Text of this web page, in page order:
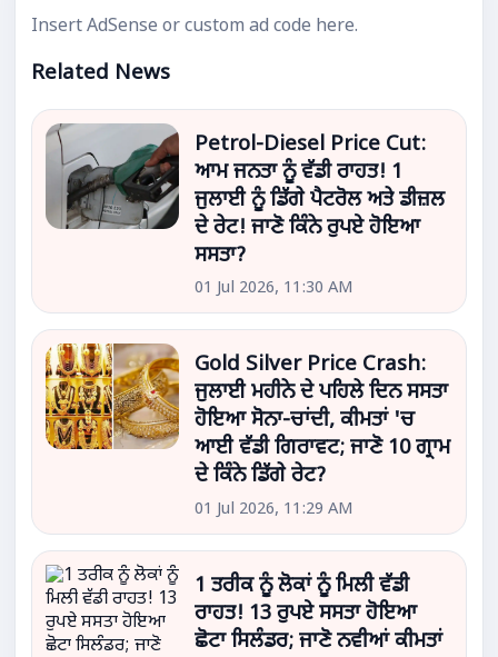
Insert AdSense or custom ad code here.
Related News
Petrol-Diesel Price Cut:
ਆਮ ਜਨਤਾ ਨੂੰ ਵੱਡੀ ਰਾਹਤ! 1
ਜੁਲਾਈ ਨੂੰ ਡਿੱਗੇ ਪੈਟਰੋਲ ਅਤੇ ਡੀਜ਼ਲ
ਦੇ ਰੇਟ! ਜਾਣੋ ਕਿੰਨੇ ਰੁਪਏ ਹੋਇਆ
ਸਸਤਾ?
01 Jul 2026, 11:30 AM
Gold Silver Price Crash:
ਜੁਲਾਈ ਮਹੀਨੇ ਦੇ ਪਹਿਲੇ ਦਿਨ ਸਸਤਾ
ਹੋਇਆ ਸੋਨਾ-ਚਾਂਦੀ, ਕੀਮਤਾਂ 'ਚ
ਆਈ ਵੱਡੀ ਗਿਰਾਵਟ; ਜਾਣੋ 10 ਗ੍ਰਾਮ
ਦੇ ਕਿੰਨੇ ਡਿੱਗੇ ਰੇਟ?
01 Jul 2026, 11:29 AM
1 ਤਰੀਕ ਨੂੰ ਲੋਕਾਂ ਨੂੰ ਮਿਲੀ ਵੱਡੀ
ਰਾਹਤ! 13 ਰੁਪਏ ਸਸਤਾ ਹੋਇਆ
ਛੋਟਾ ਸਿਲੰਡਰ; ਜਾਣੋ ਨਵੀਆਂ ਕੀਮਤਾਂ